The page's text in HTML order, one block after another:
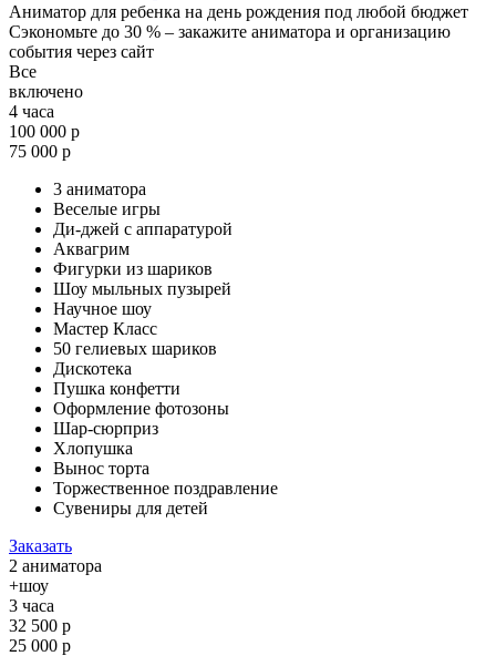
Аниматор для ребенка на день рождения под любой бюджет
Сэкономьте до 30 % – закажите аниматора и организацию
события через сайт
Все
включено
4 часа
100 000 р
75 000 р
3 аниматора
Веселые игры
Ди-джей с аппаратурой
Аквагрим
Фигурки из шариков
Шоу мыльных пузырей
Научное шоу
Мастер Класс
50 гелиевых шариков
Дискотека
Пушка конфетти
Оформление фотозоны
Шар-сюрприз
Хлопушка
Вынос торта
Торжественное поздравление
Сувениры для детей
Заказать
2 аниматора
+шоу
3 часа
32 500 р
25 000 р